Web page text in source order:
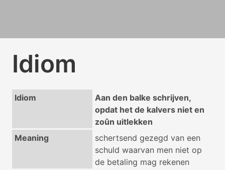
Idiom
Idiom
Aan den balke schrijven,
opdat het de kalvers niet en
zoûn uitlekken
Meaning
schertsend gezegd van een
schuld waarvan men niet op
de betaling mag rekenen